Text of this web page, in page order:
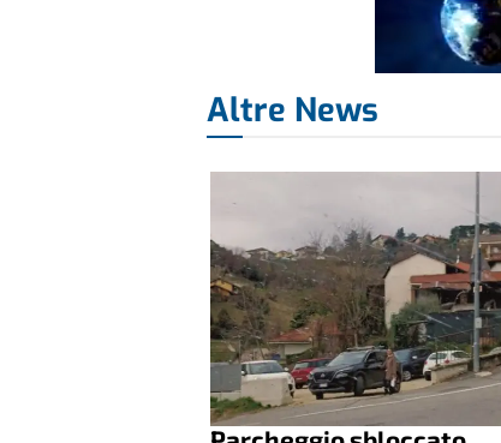
Altre News